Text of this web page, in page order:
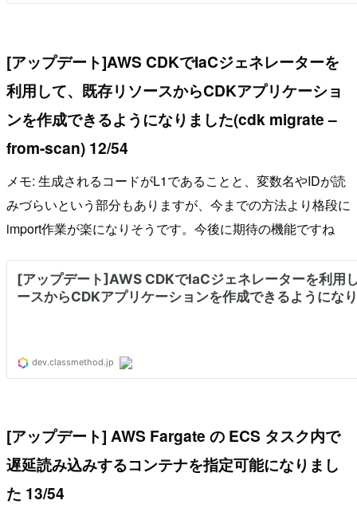
[アップデート]AWS CDKでIaCジェネレーターを
利用して、既存リソースからCDKアプリケーショ
ンを作成できるようになりました(cdk migrate –
from-scan) 12/54
メモ: 生成されるコードがL1であることと、変数名やIDが読
みづらいという部分もありますが、今までの方法より格段に
import作業が楽になりそうです。今後に期待の機能ですね
[アップデート] AWS Fargate の ECS タスク内で
遅延読み込みするコンテナを指定可能になりまし
た 13/54